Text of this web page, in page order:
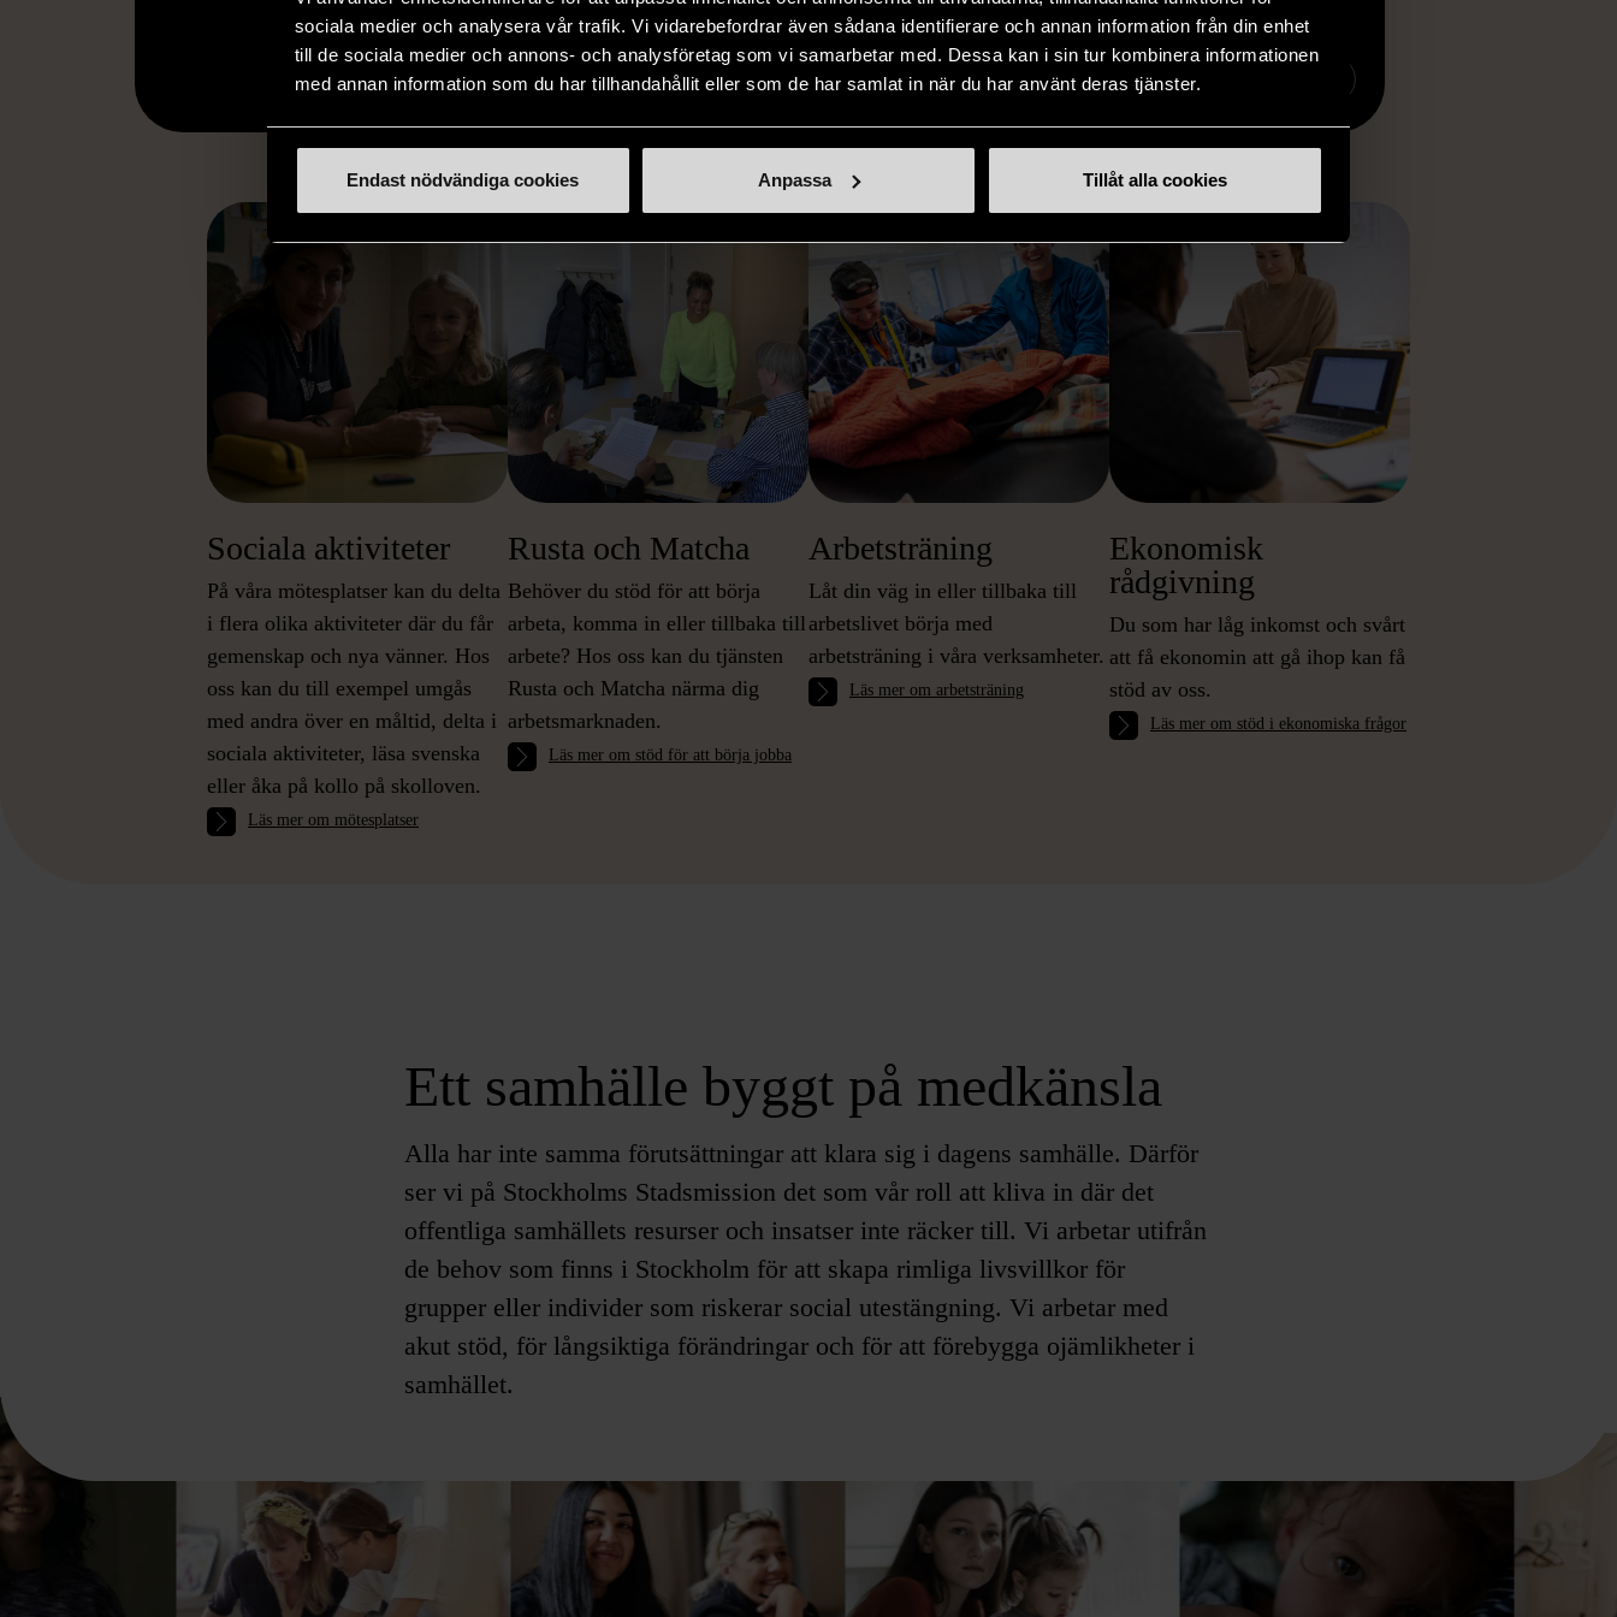
sociala medier och analysera vår trafik. Vi vidarebefordrar även sådana identifierare och annan information från din enhet
till de sociala medier och annons- och analysföretag som vi samarbetar med. Dessa kan i sin tur kombinera informationen
med annan information som du har tillhandahållit eller som de har samlat in när du har använt deras tjänster.
Endast nödvändiga cookies Anpassa Tillåt alla cookies
FLER SÄTT ATT FÅ STÖD
Sociala aktiviteter
På våra mötesplatser kan du delta
i flera olika aktiviteter där du får
gemenskap och nya vänner. Hos
oss kan du till exempel umgås
med andra över en måltid, delta i
sociala aktiviteter, läsa svenska
eller åka på kollo på skolloven.
Läs mer om mötesplatser
Rusta och Matcha
Behöver du stöd för att börja
arbeta, komma in eller tillbaka till
arbete? Hos oss kan du tjänsten
Rusta och Matcha närma dig
arbetsmarknaden.
Läs mer om stöd för att börja jobba
Arbetsträning
Låt din väg in eller tillbaka till
arbetslivet börja med
arbetsträning i våra verksamheter.
Läs mer om arbetsträning
Ekonomisk
rådgivning
Du som har låg inkomst och svårt
att få ekonomin att gå ihop kan få
stöd av oss.
Läs mer om stöd i ekonomiska frågor
Ett samhälle byggt på medkänsla
Alla har inte samma förutsättningar att klara sig i dagens samhälle. Därför
ser vi på Stockholms Stadsmission det som vår roll att kliva in där det
offentliga samhällets resurser och insatser inte räcker till. Vi arbetar utifrån
de behov som finns i Stockholm för att skapa rimliga livsvillkor för
grupper eller individer som riskerar social utestängning. Vi arbetar med
akut stöd, för långsiktiga förändringar och för att förebygga ojämlikheter i
samhället.